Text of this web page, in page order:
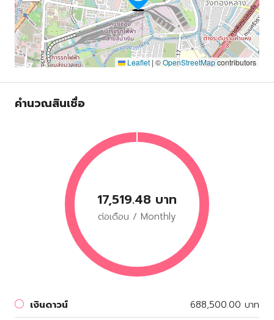
Leaflet | ©OpenStreetMapcontributors
คำนวณสินเชื่อ
17,519.48 บาท
ต่อเดือน / Monthly
เงินดาวน์
688,500.00 บาท